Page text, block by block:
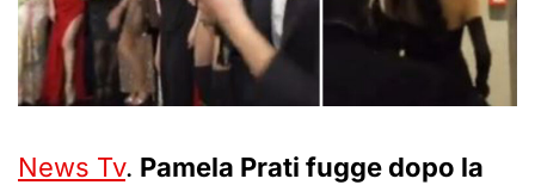
News Tv. Pamela Prati fugge dopo la